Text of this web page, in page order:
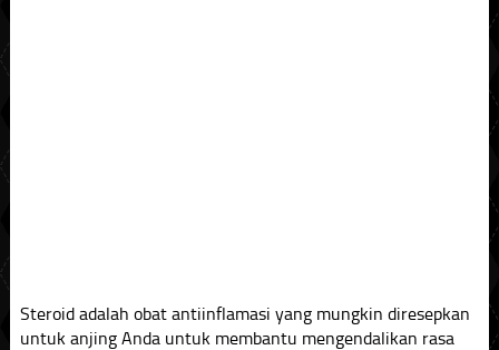
Steroid adalah obat antiinflamasi yang mungkin diresepkan
untuk anjing Anda untuk membantu mengendalikan rasa